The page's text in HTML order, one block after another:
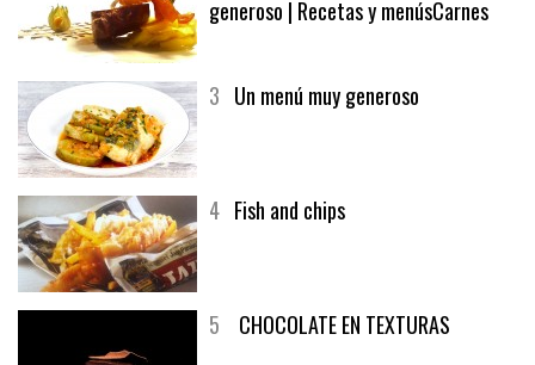
generoso | Recetas y menúsCarnes
3 Un menú muy generoso
4 Fish and chips
5 CHOCOLATE EN TEXTURAS